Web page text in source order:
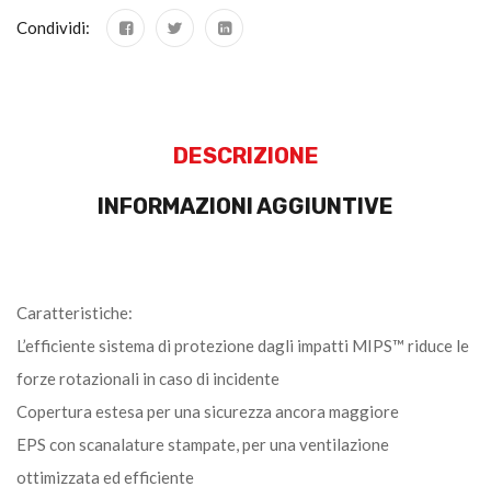
Condividi:
DESCRIZIONE
INFORMAZIONI AGGIUNTIVE
Caratteristiche:
L’efficiente sistema di protezione dagli impatti MIPS™ riduce le
forze rotazionali in caso di incidente
Copertura estesa per una sicurezza ancora maggiore
EPS con scanalature stampate, per una ventilazione
ottimizzata ed efficiente